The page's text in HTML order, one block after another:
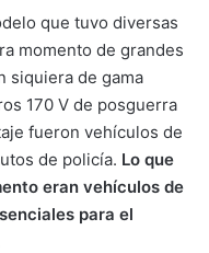
que tuvo diversas
momento de grandes
siquiera de gama
170 V de posguerra
fueron vehículos de
de policía. Lo que
eran vehículos de
para el